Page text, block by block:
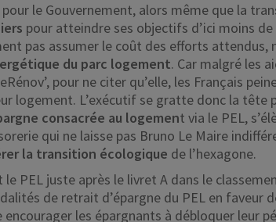
pour le Gouvernement, alors même que la
pour atteindre ses objectifs d’ici moins de
pas assumer le coût des efforts attendus,
du parc logement. Car malgré les
pour ne citer qu’elle, les Français
logement. L’exécutif se gratte donc la tête
consacrée au logement via le PEL,
qui ne laisse pas Bruno Le Maire
la transition écologique de l’hexagone.
PEL juste après le livret A dans le
de retrait d’épargne du PEL en faveur
les épargnants à débloquer leur